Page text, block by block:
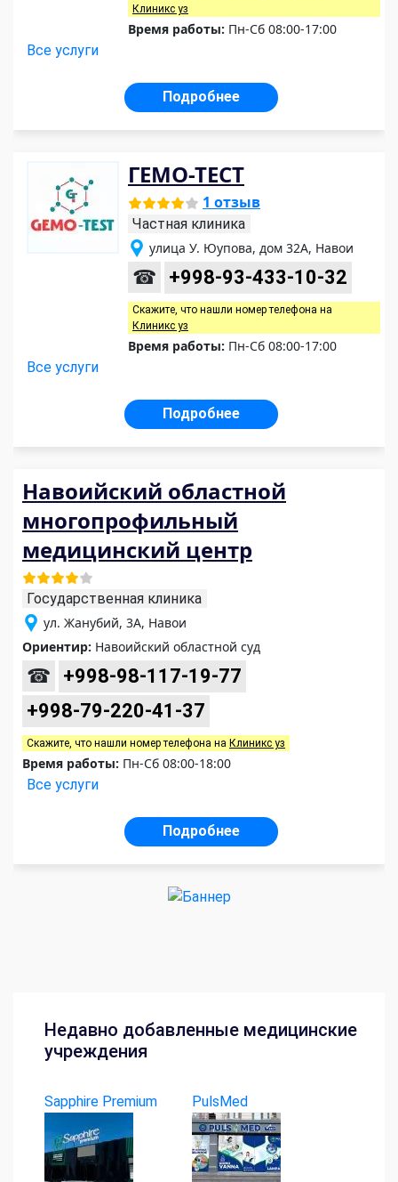
Клиникс уз
Время работы: Пн-Сб 08:00-17:00
Все услуги
Подробнее
ГЕМО-ТЕСТ
1 отзыв
Частная клиника
улица У. Юупова, дом 32А, Навои
☎ +998-93-433-10-32
Скажите, что нашли номер телефона на
Клиникс уз
Время работы: Пн-Сб 08:00-17:00
Все услуги
Подробнее
Навоийский областной
многопрофильный
медицинский центр
Государственная клиника
ул. Жанубий, 3А, Навои
Ориентир: Навоийский областной суд
☎
+998-98-117-19-77
+998-79-220-41-37
Скажите, что нашли номер телефона на Клиникс уз
Время работы: Пн-Сб 08:00-18:00
Все услуги
Подробнее
Недавно добавленные медицинские
учреждения
Sapphire Premium PulsMed